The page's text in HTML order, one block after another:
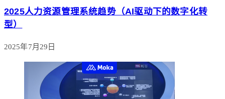
2025人力资源管理系统趋势（AI驱动下的数字化转
型）
2025年7月29日